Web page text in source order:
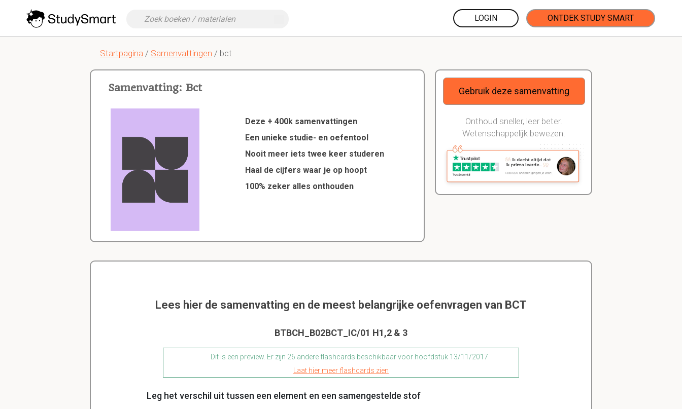
LOGIN ONTDEK STUDY SMART
Startpagina / Samenvattingen / bct
Samenvatting: Bct
Deze + 400k samenvattingen
Een unieke studie- en oefentool
Nooit meer iets twee keer studeren
Haal de cijfers waar je op hoopt
100% zeker alles onthouden
Gebruik deze samenvatting
Onthoud sneller, leer beter.
Wetenschappelijk bewezen.
Lees hier de samenvatting en de meest belangrijke oefenvragen van BCT
BTBCH_B02BCT_IC/01 H1,2 & 3
Dit is een preview. Er zijn 26 andere flashcards beschikbaar voor hoofdstuk 13/11/2017
Laat hier meer flashcards zien
Leg het verschil uit tussen een element en een samengestelde stof